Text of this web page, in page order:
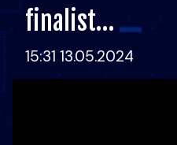
finalist…
15:31 13.05.2024